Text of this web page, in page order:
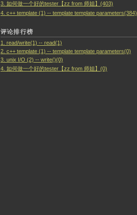
3. 如何做一个好的tester【zz from 师姐】(403)
4. c++ template (1) -- template template parameters(384)
评论排行榜
1. read/write(1) -- read(1)
2. c++ template (1) -- template template parameters(0)
3. unix I/O (2) -- write()(0)
4. 如何做一个好的tester【zz from 师姐】(0)